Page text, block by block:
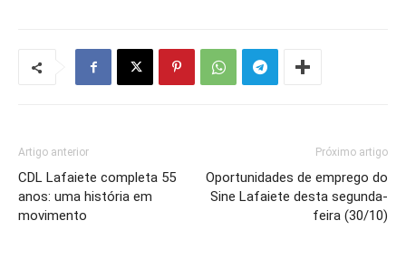
Artigo anterior
CDL Lafaiete completa 55
anos: uma história em
movimento
Próximo artigo
Oportunidades de emprego do
Sine Lafaiete desta segunda-
feira (30/10)